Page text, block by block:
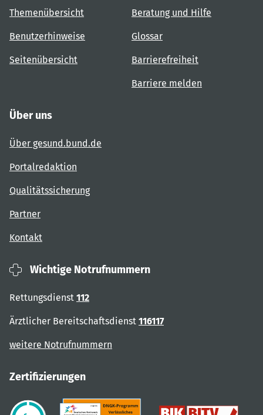
Themenübersicht
Benutzerhinweise
Seitenübersicht
Beratung und Hilfe
Glossar
Barrierefreiheit
Barriere melden
Über uns
Über gesund.bund.de
Portalredaktion
Qualitätssicherung
Partner
Kontakt
Wichtige Notrufnummern
Rettungsdienst 112
Ärztlicher Bereitschaftsdienst 116117
weitere Notrufnummern
Zertifizierungen